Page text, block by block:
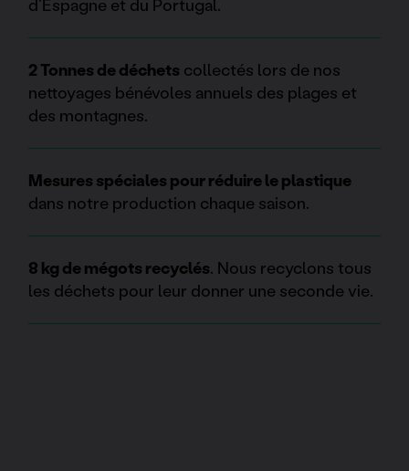
d’Espagne et du Portugal.
2 Tonnes de déchets collectés lors de nos
nettoyages bénévoles annuels des plages et
des montagnes.
Mesures spéciales pour réduire le plastique
dans notre production chaque saison.
8 kg de mégots recyclés. Nous recyclons tous
les déchets pour leur donner une seconde vie.